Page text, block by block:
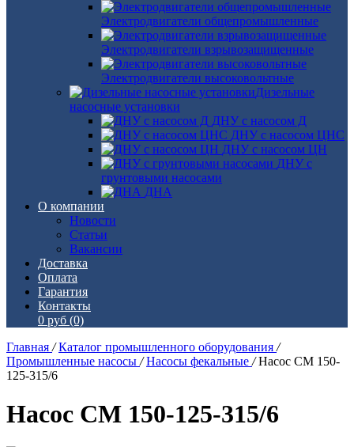
Электродвигатели общепромышленные
Электродвигатели взрывозащищенные
Электродвигатели высоковольтные
Дизельные
насосные установки
ДНУ с насосом Д
ДНУ с насосом ЦНС
ДНУ с насосом ЦН
ДНУ с
грунтовыми насосами
ДНА
О компании
Новости
Статьи
Вакансии
Доставка
Оплата
Гарантия
Контакты
0 руб (0)
Главная / Каталог промышленного оборудования /
Промышленные насосы / Насосы фекальные / Насос СМ 150-
125-315/6
Насос СМ 150-125-315/6